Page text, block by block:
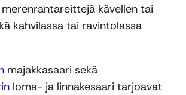
kävellen tai
kahvilassa tai ravintolassa
majakkasaari sekä
loma- ja linnakesaari tarjoavat